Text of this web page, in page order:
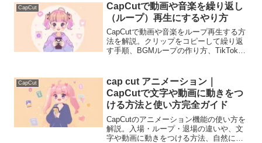
CapCut
CapCutで動画や音楽を繰り返し
（ループ）再生にするやり方
CapCutで動画や音楽をループ再生する方
法を解説。クリップをコピーして繰り返
す手順、BGMループの作り方、TikTok向
CapCut
cap cut アニメーション｜
CapCutで文字や動画に動きをつ
ける方法と使い方完全ガイド
CapCutのアニメーション機能の使い方を
解説。入場・ループ・退場の違いや、文
字や動画に動きをつける方法、自然に見